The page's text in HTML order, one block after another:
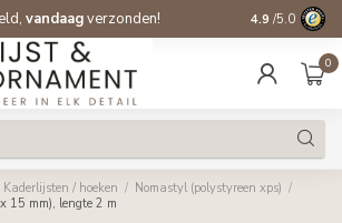
vandaagverzonden! Gratis
4.9 /5.0
0
Kaderlijsten / hoeken / Nomastyl (polystyreen xps) /
15 mm), lengte 2 m